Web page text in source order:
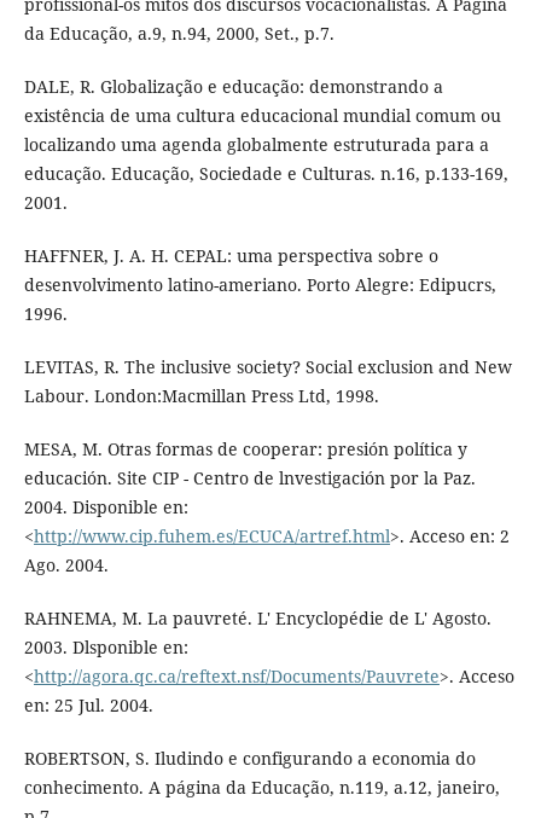
profissional-os mitos dos discursos vocacionalistas. A Página
da Educação, a.9, n.94, 2000, Set., p.7.
DALE, R. Globalização e educação: demonstrando a
existência de uma cultura educacional mundial comum ou
localizando uma agenda globalmente estruturada para a
educação. Educação, Sociedade e Culturas. n.16, p.133-169,
2001.
HAFFNER, J. A. H. CEPAL: uma perspectiva sobre o
desenvolvimento latino-ameriano. Porto Alegre: Edipucrs,
1996.
LEVITAS, R. The inclusive society? Social exclusion and New
Labour. London:Macmillan Press Ltd, 1998.
MESA, M. Otras formas de cooperar: presión política y
educación. Site CIP - Centro de lnvestigación por la Paz.
2004. Disponible en:
<http://www.cip.fuhem.es/ECUCA/artref.html>. Acceso en: 2
Ago. 2004.
RAHNEMA, M. La pauvreté. L' Encyclopédie de L' Agosto.
2003. Dlsponible en:
<http://agora.qc.ca/reftext.nsf/Documents/Pauvrete>. Acceso
en: 25 Jul. 2004.
ROBERTSON, S. Iludindo e configurando a economia do
conhecimento. A página da Educação, n.119, a.12, janeiro,